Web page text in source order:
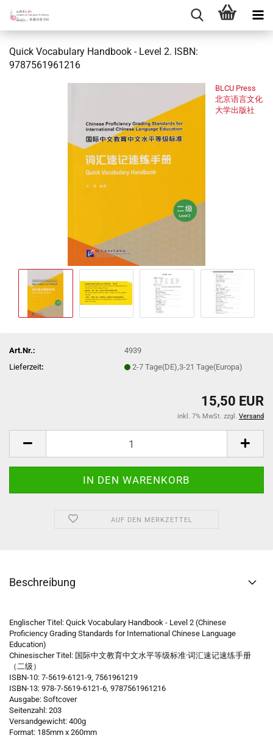
Quick Vocabulary Handbook - Level 2. ISBN:
9787561961216
BLCU Press
北京语言文化
大学出版社
Art.Nr.:
4939
Lieferzeit: 2-7 Tage(DE),3-21 Tage(Europa)
15,50 EUR
inkl. 7% MwSt. zzgl. Versand
AUF DEN MERKZETTEL
Beschreibung
Englischer Titel: Quick Vocabulary Handbook - Level 2 (Chinese
Proficiency Grading Standards for International Chinese Language
Education)
Chinesischer Titel: 国际中文教育中文水平等级标准·词汇速记速练手册
（二级）
ISBN-10: 7-5619-6121-9, 7561961219
ISBN-13: 978-7-5619-6121-6, 9787561961216
Ausgabe: Softcover
Seitenzahl: 203
Versandgewicht: 400g
Format: 185mm x 260mm